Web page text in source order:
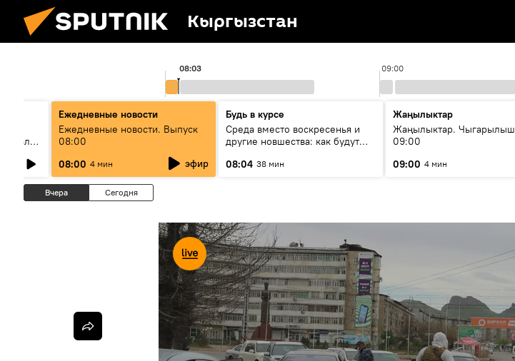
Кыргызстан
09:00
08:03
абалы,
Ежедневные новости
Ежедневные новости. Выпуск
08:00
08:00 4 мин эфир
Будь в курсе
Среда вместо воскресенья и
другие новшества: как будут
08:04 38 мин
Жаңылыктар
Жаңылыктар. Чыгарылыш
09:00
09:00 4 мин
Вчера Сегодня